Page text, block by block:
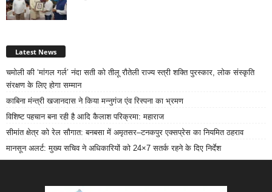
Latest News
चमोली की ‘मांगल गर्ल’ नंदा सती को तीलू रौतेली राज्य स्त्री शक्ति पुरस्कार, लोक संस्कृति
संरक्षण के लिए होगा सम्मान
काबिना मंन्त्री खजानदास ने किया मन्नुगंज एंव रिस्पना का भ्रमण
विशिष्ट पहचान बना रही है आदि कैलाश परिक्रमा: महाराज
सीमांत क्षेत्र को रेल सौगात: बनबसा में अमृतसर–टनकपुर एक्सप्रेस का नियमित ठहराव
मानसून अलर्ट: मुख्य सचिव ने अधिकारियों को 24×7 सतर्क रहने के दिए निर्देश